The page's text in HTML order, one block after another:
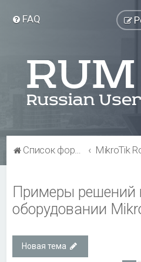
FAQ
Список форумов
Примеры решений
оборудовании
Новая тема